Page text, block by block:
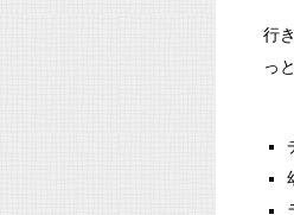
行
っ